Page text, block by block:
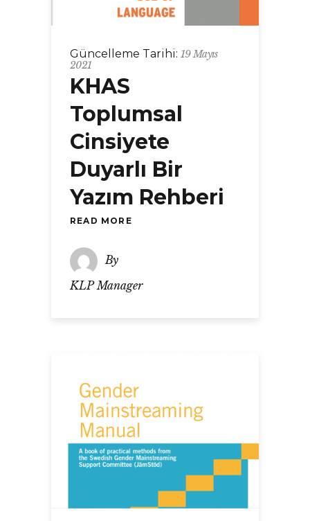
Güncelleme Tarihi: 19 Mayıs
2021
KHAS
Toplumsal
Cinsiyete
Duyarlı Bir
Yazım Rehberi
READ MORE
By
KLP Manager